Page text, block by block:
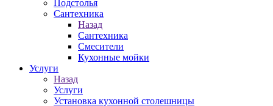
Подстолья
Сантехника
Назад
Сантехника
Смесители
Кухонные мойки
Услуги
Назад
Услуги
Установка кухонной столешницы